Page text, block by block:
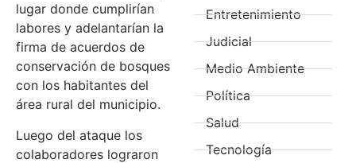
lugar donde cumplirían
labores y adelantarían la
firma de acuerdos de
conservación de bosques
con los habitantes del
área rural del municipio.
Luego del ataque los
colaboradores lograron
Entretenimiento
Judicial
Medio Ambiente
Política
Salud
Tecnología